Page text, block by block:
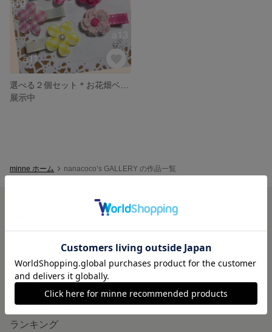
展示中
minne ホーム nanacoco’s GALLERY の作品一覧
minneで買いたい
作品をさがす
ショップをさがす
ランキング